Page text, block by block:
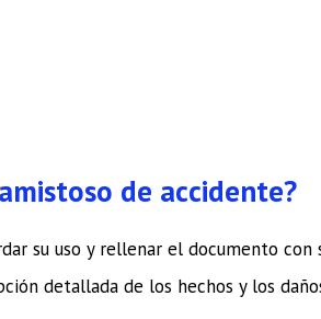
de accidente?
su uso y rellenar el documento con
detallada de los hechos y los